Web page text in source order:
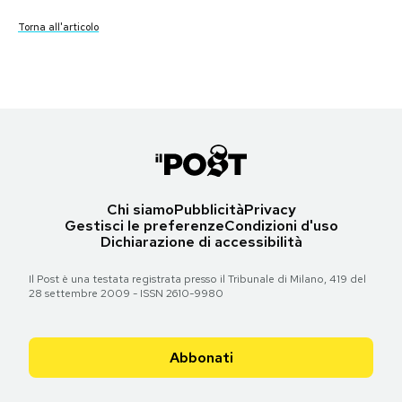
PODCAST
CALENDARIO
Torna all'articolo
Torna all'articolo
Torna all'articolo
Torna all'articolo
Torna all'articolo
Torna all'articolo
Torna all'articolo
Torna all'articolo
Torna all'articolo
Torna all'articolo
Torna all'articolo
Torna all'articolo
Torna all'articolo
Chi siamoPubblicitàPrivacy
Gestisci le preferenzeCondizioni d'uso
Dichiarazione di accessibilità
Il Post è una testata registrata presso il Tribunale di Milano, 419 del
28 settembre 2009 - ISSN 2610-9980
Abbonati